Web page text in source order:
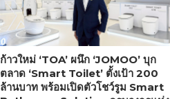
ก้าวใหม่ ‘TOA’ ผนึก ‘JOMOO’ บุก
ตลาด ‘Smart Toilet’ ตั้งเป้า 200
ล้านบาท พร้อมเปิดตัวโชว์รูม Smart